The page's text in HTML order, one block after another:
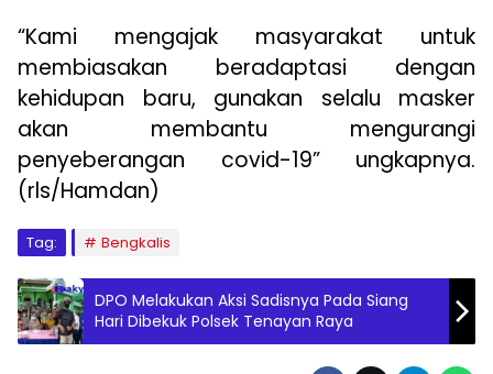
“Kami mengajak masyarakat untuk
membiasakan beradaptasi dengan
kehidupan baru, gunakan selalu masker
akan membantu mengurangi
penyeberangan covid-19” ungkapnya.
(rls/Hamdan)
Tag: Bengkalis
DPO Melakukan Aksi Sadisnya Pada Siang
Hari Dibekuk Polsek Tenayan Raya